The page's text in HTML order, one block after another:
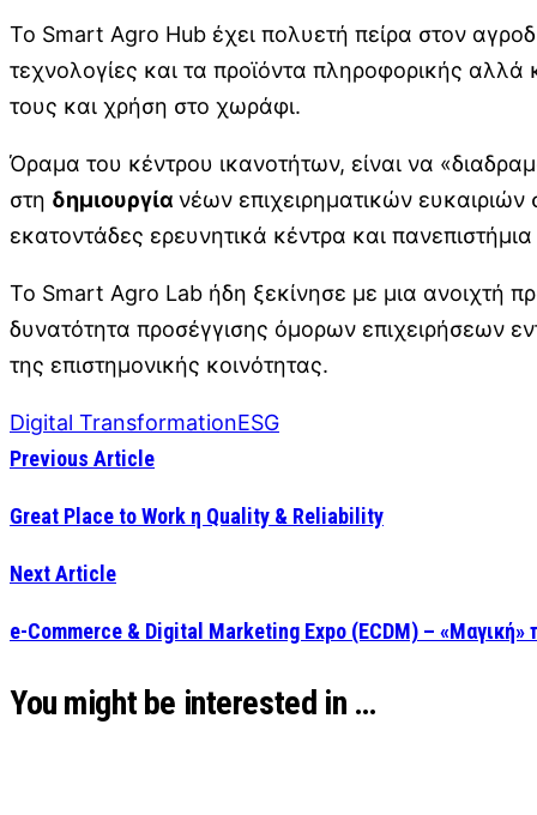
Το Smart Agro Hub έχει πολυετή πείρα στον
τεχνολογίες και τα προϊόντα πληροφορικής
τους και χρήση στο χωράφι.
Όραμα του κέντρου ικανοτήτων, είναι να
στη δημιουργία νέων επιχειρηματικών
εκατοντάδες ερευνητικά κέντρα και
Το Smart Agro Lab ήδη ξεκίνησε με μια ανοιχτή
δυνατότητα προσέγγισης όμορων επιχειρήσεων
της επιστημονικής κοινότητας.
Digital TransformationESG
Previous Article
Great Place to Work η Quality & Reliability
Next Article
e-Commerce & Digital Marketing Expo (ECDM) – «Μαγική»
You might be interested in …